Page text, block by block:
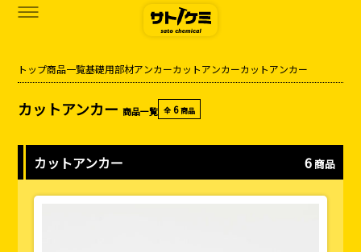
カタログダウンロード
サトケミって？
お知らせ
トップ商品一覧基礎用部材アンカーカットアンカーカットアンカー
カットアンカー 商品一覧 全 6 商品
カットアンカー 6 商品